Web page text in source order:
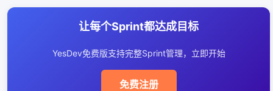
种非软件团队的Sprint管理需求。
让每个Sprint都达成目标
YesDev免费版支持完整Sprint管理，立即开始
免费注册